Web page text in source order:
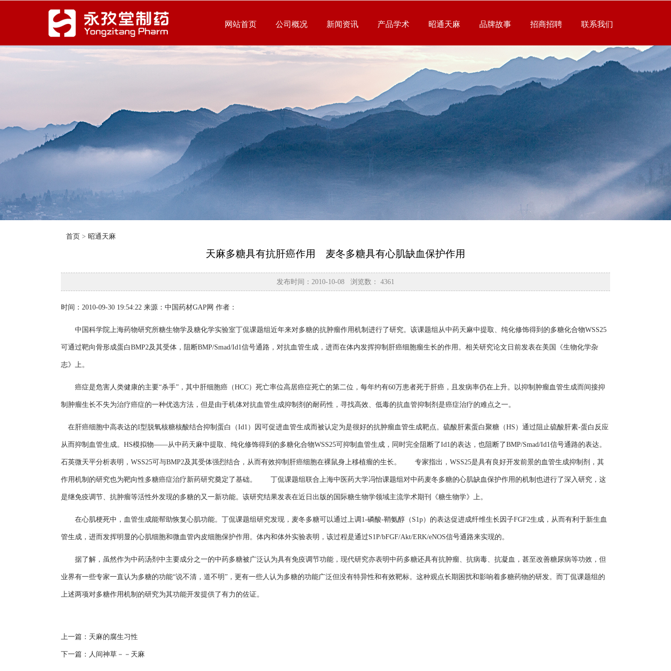
网站首页 公司概况 新闻资讯 产品学术 昭通天麻 品牌故事 招商招聘 联系我们
首页 > 昭通天麻
天麻多糖具有抗肝癌作用 麦冬多糖具有心肌缺血保护作用
发布时间：2010-10-08 浏览数： 4361
时间：2010-09-30 19:54:22 来源：中国药材GAP网 作者：
中国科学院上海药物研究所糖生物学及糖化学实验室丁侃课题组近年来对多糖的抗肿瘤作用机制进行了研究。该课题组从中药天麻中提取、纯化修饰得到的多糖化合物WSS25
可通过靶向骨形成蛋白BMP2及其受体，阻断BMP/Smad/Id1信号通路，对抗血管生成，进而在体内发挥抑制肝癌细胞瘤生长的作用。相关研究论文日前发表在美国《生物化学杂
志》上。
癌症是危害人类健康的主要“杀手”，其中肝细胞癌（HCC）死亡率位高居癌症死亡的第二位，每年约有60万患者死于肝癌，且发病率仍在上升。以抑制肿瘤血管生成而间接抑
制肿瘤生长不失为治疗癌症的一种优选方法，但是由于机体对抗血管生成抑制剂的耐药性，寻找高效、低毒的抗血管抑制剂是癌症治疗的难点之一。
在肝癌细胞中高表达的I型脱氧核糖核酸结合抑制蛋白（Id1）因可促进血管生成而被认定为是很好的抗肿瘤血管生成靶点。硫酸肝素蛋白聚糖（HS）通过阻止硫酸肝素-蛋白反应
从而抑制血管生成。HS模拟物——从中药天麻中提取、纯化修饰得到的多糖化合物WSS25可抑制血管生成，同时完全阻断了Id1的表达，也阻断了BMP/Smad/Id1信号通路的表达。
石英微天平分析表明，WSS25可与BMP2及其受体强烈结合，从而有效抑制肝癌细胞在裸鼠身上移植瘤的生长。 专家指出，WSS25是具有良好开发前景的血管生成抑制剂，其
作用机制的研究也为靶向性多糖癌症治疗新药研究奠定了基础。 丁侃课题组联合上海中医药大学冯怡课题组对中药麦冬多糖的心肌缺血保护作用的机制也进行了深入研究，这
是继免疫调节、抗肿瘤等活性外发现的多糖的又一新功能。该研究结果发表在近日出版的国际糖生物学领域主流学术期刊《糖生物学》上。
在心肌梗死中，血管生成能帮助恢复心肌功能。丁侃课题组研究发现，麦冬多糖可以通过上调1-磷酸-鞘氨醇（S1p）的表达促进成纤维生长因子FGF2生成，从而有利于新生血
管生成，进而发挥明显的心肌细胞和微血管内皮细胞保护作用。体内和体外实验表明，该过程是通过S1P/bFGF/Akt/ERK/eNOS信号通路来实现的。
据了解，虽然作为中药汤剂中主要成分之一的中药多糖被广泛认为具有免疫调节功能，现代研究亦表明中药多糖还具有抗肿瘤、抗病毒、抗凝血，甚至改善糖尿病等功效，但
业界有一些专家一直认为多糖的功能“说不清，道不明”，更有一些人认为多糖的功能广泛但没有特异性和有效靶标。这种观点长期困扰和影响着多糖药物的研发。而丁侃课题组的
上述两项对多糖作用机制的研究为其功能开发提供了有力的佐证。
上一篇： 天麻的腐生习性
下一篇： 人间神草－－天麻